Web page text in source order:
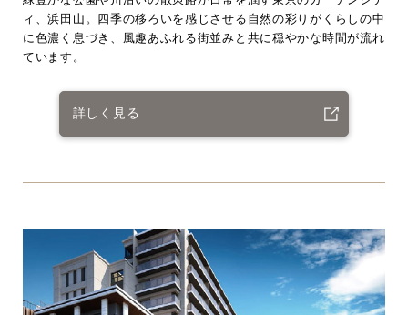
ィ、浜田山。四季の移ろいを感じさせる自然の彩りがくらしの中
に色濃く息づき、風趣あふれる街並みと共に穏やかな時間が流れ
ています。
詳しく見る